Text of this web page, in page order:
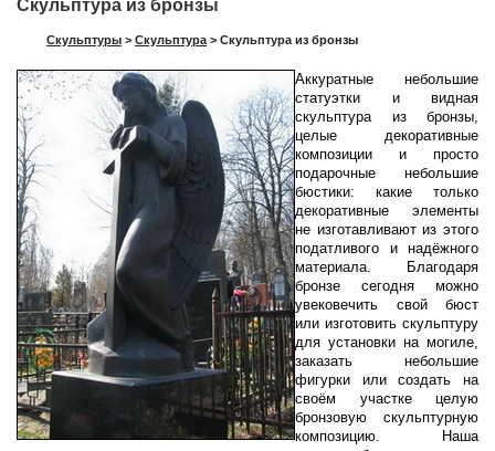
Скульптура из бронзы
Скульптуры > Скульптура > Скульптура из бронзы
Аккуратные небольшие
статуэтки и видная
скульптура из бронзы,
целые декоративные
композиции и просто
подарочные небольшие
бюстики: какие только
декоративные элементы
не изготавливают из этого
податливого и надёжного
материала. Благодаря
бронзе сегодня можно
увековечить свой бюст
или изготовить скульптуру
для установки на могиле,
заказать небольшие
фигурки или создать на
своём участке целую
бронзовую скульптурную
композицию. Наша